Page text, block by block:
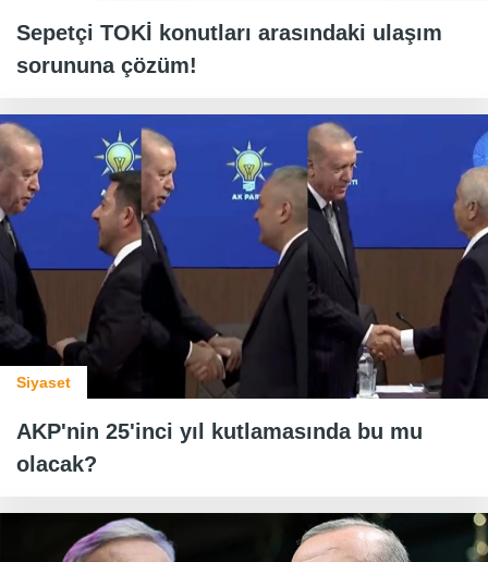
Sepetçi TOKİ konutları arasındaki ulaşım
sorununa çözüm!
Siyaset
AKP'nin 25'inci yıl kutlamasında bu mu
olacak?